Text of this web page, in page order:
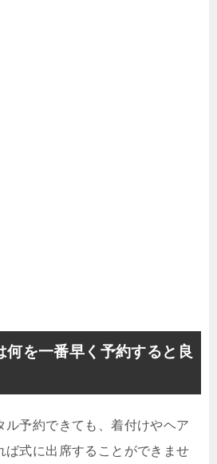
何を一番早く予約すると良
ル予約できても、着付けやヘア
ば式に出席することができませ